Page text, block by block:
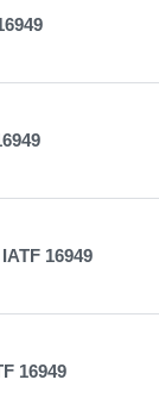
16949
16949